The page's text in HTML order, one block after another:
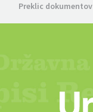
Preklic dokumentov